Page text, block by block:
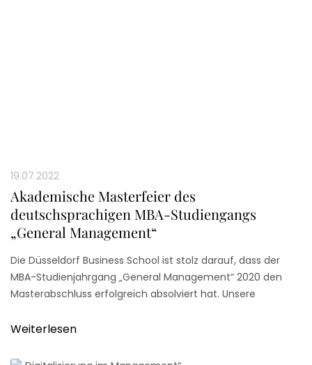
19.07.2022
Akademische Masterfeier des
deutschsprachigen MBA-Studiengangs
„General Management“
Die Düsseldorf Business School ist stolz darauf, dass der
MBA-Studienjahrgang „General Management“ 2020 den
Masterabschluss erfolgreich absolviert hat. Unsere
Absolventinnen und Absolventen !
Weiterlesen